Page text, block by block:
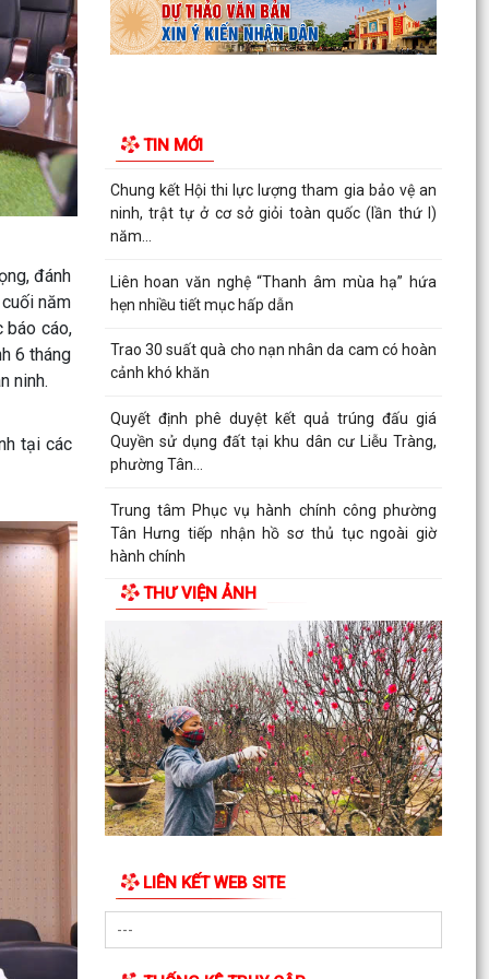
đánh
năm
báo cáo,
6 tháng
ninh.
tại các
TIN MỚI
nén Paracetamol 500mg
Ra mắt mô hình “Toàn dân phường Tân Hưng
hiệu phó khi sắp xếp cơ sở giáo dục
Chung kết Hội thi lực lượng tham gia bảo vệ an
ninh, trật tự ở cơ sở giỏi toàn quốc (lần thứ I)
năm...
Liên hoan văn nghệ “Thanh âm mùa hạ” hứa
hẹn nhiều tiết mục hấp dẫn
Trao 30 suất quà cho nạn nhân da cam có hoàn
cảnh khó khăn
Quyết định phê duyệt kết quả trúng đấu giá
Quyền sử dụng đất tại khu dân cư Liễu Tràng,
phường Tân...
Trung tâm Phục vụ hành chính công phường
Tân Hưng tiếp nhận hồ sơ thủ tục ngoài giờ
hành chính
Công văn về tăng cường công tác phòng, chống
dịch bệnh mùa hè năm 2026
Thông báo về việc công khai thủ tục hành chính
ban hành mới, bị bãi bỏ lĩnh vực hội nghị, hội
thảo...
Thông báo lịch công tác tuần của Lãnh đạo Ủy
ban nhân dân phường (Từ ngày 03/8/2026 đến
ngày...
hàng Chính sách Xã hội từ ngày 05/8/2026
hành chính trên môi trường điện tử
THƯ VIỆN ẢNH
LIÊN KẾT WEB SITE